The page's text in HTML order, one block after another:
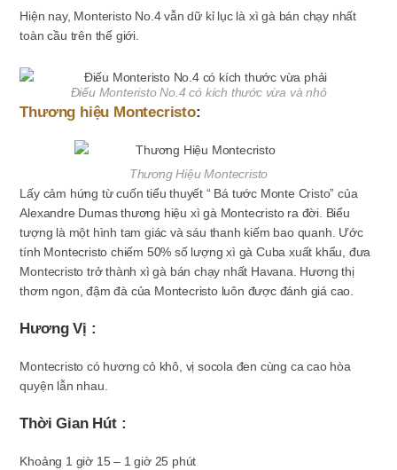
Hiện nay, Monteristo No.4 vẫn dữ kỉ lục là xì gà bán chạy nhất
toàn cầu trên thế giới.
Điếu Monteristo No.4 có kích thước vừa và nhỏ
Thương hiệu Montecristo:
Thương Hiệu Montecristo
Lấy cảm hứng từ cuốn tiểu thuyết “ Bá tước Monte Cristo” của
Alexandre Dumas thương hiệu xì gà Montecristo ra đời. Biểu
tượng là một hình tam giác và sáu thanh kiếm bao quanh. Ước
tính Montecristo chiếm 50% số lượng xì gà Cuba xuất khẩu, đưa
Montecristo trở thành xì gà bán chạy nhất Havana. Hương thị
thơm ngon, đậm đà của Montecristo luôn được đánh giá cao.
Hương Vị :
Montecristo có hương cỏ khô, vị socola đen cùng ca cao hòa
quyện lẫn nhau.
Thời Gian Hút :
Khoảng 1 giờ 15 – 1 giờ 25 phút